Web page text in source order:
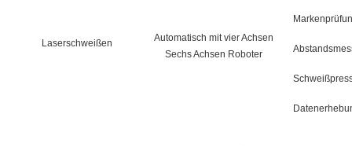
Laserschweißen
Automatisch mit vier Achsen
Sechs Achsen Roboter